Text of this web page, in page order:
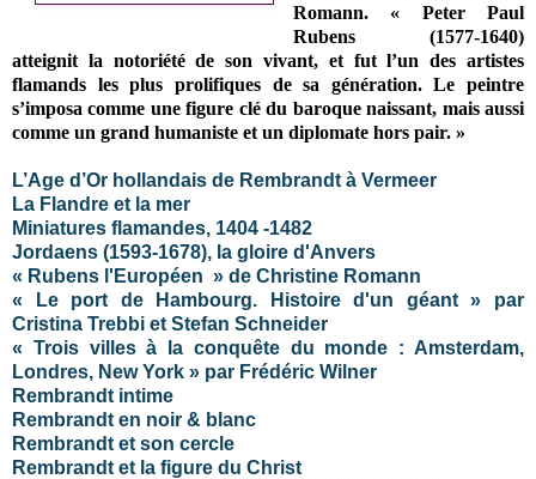
Romann. « Peter Paul
Rubens (1577-1640)
atteignit la notoriété de son vivant, et fut l’un des artistes
flamands les plus prolifiques de sa génération. Le peintre
s’imposa comme une figure clé du baroque naissant, mais aussi
comme un grand humaniste et un diplomate hors pair. »
L’Age d’Or hollandais de Rembrandt à Vermeer
La Flandre et la mer
Miniatures flamandes, 1404 -1482
Jordaens (1593-1678), la gloire d'Anvers
« Rubens l'Européen » de Christine Romann
« Le port de Hambourg. Histoire d'un géant » par
Cristina Trebbi et Stefan Schneider
« Trois villes à la conquête du monde : Amsterdam,
Londres, New York » par Frédéric Wilner
Rembrandt intime
Rembrandt en noir & blanc
Rembrandt et son cercle
Rembrandt et la figure du Christ